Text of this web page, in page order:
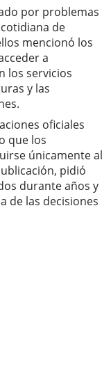
por problemas
de
mencionó los
a
los servicios
y las
oficiales
que los
únicamente al
pidió
durante años y
de las decisiones